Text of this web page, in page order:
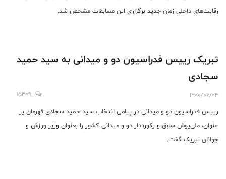
رقابت‌های داخلی زمان جدید برگزاری این مسابقات مشخص شد.
تبریک رییس فدراسیون دو و میدانی به سید حمید
سجادی
1400/06/04
15409
رییس فدراسیون دو و میدانی در پیامی انتخاب سید حمید سجادی قهرمان پر
عنوان، ملی‌پوش سابق و رکورددار دو و میدانی کشور را بعنوان وزیر ورزش و
جوانان تبریک گفت.